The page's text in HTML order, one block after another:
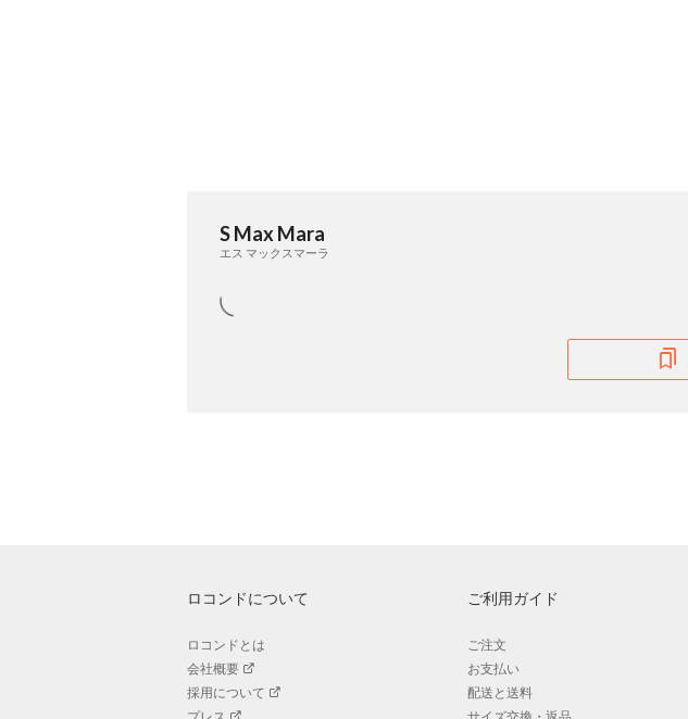
S Max Mara
エス マックスマーラ
ロコンドについて
ロコンドとは
会社概要
採用について
ご利用ガイド
ご注文
お支払い
配送と送料